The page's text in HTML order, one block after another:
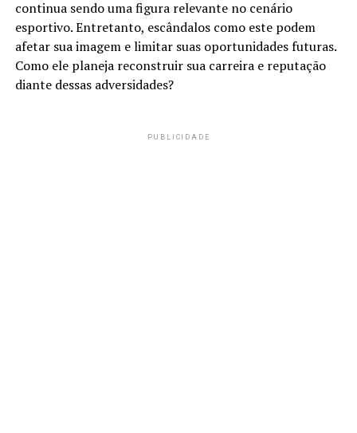
continua sendo uma figura relevante no cenário
esportivo. Entretanto, escândalos como este podem
afetar sua imagem e limitar suas oportunidades futuras.
Como ele planeja reconstruir sua carreira e reputação
diante dessas adversidades?
PUBLICIDADE